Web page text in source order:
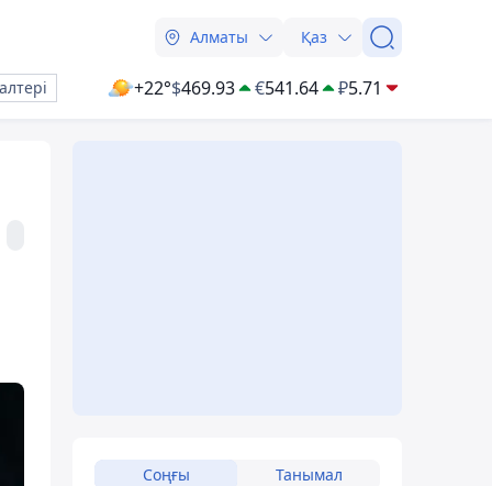
Алматы Қаз
+22°$469.93 €541.64 ₽5.71
Соңғы Танымал